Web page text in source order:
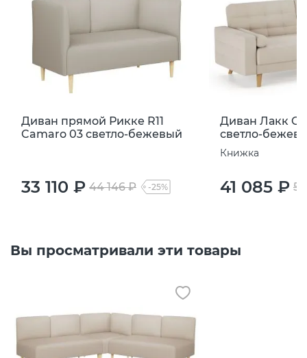
Диван прямой Рикке R11
Camaro 03 светло-бежевый
33 110 ₽ 44 146 ₽ -25%
Диван Лакк
светло-
Книжка
41 085 ₽
Вы просматривали эти товары